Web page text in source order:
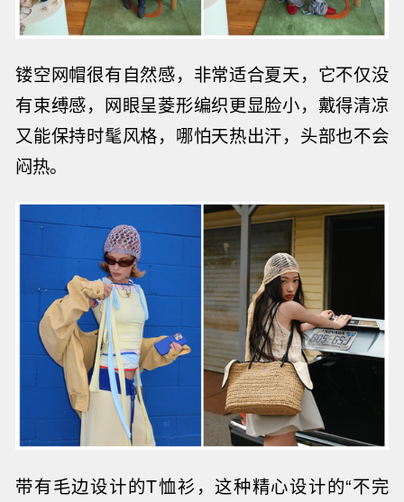
镂空网帽很有自然感，非常适合夏天，它不仅没
有束缚感， 网眼呈菱形编织更显脸小， 戴得清凉
又能保持时髦风格，哪怕天热出汗，头部也不会
闷热。
带有毛边设计的T恤衫，这种精心设计的“不完